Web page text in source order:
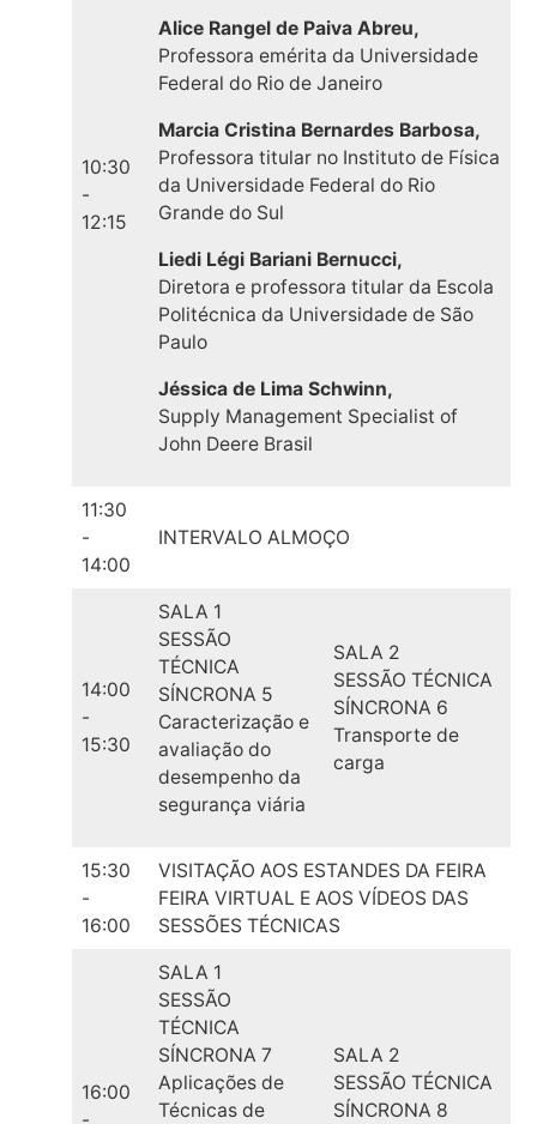
10:30
-
12:15
Alice Rangel de Paiva Abreu,
Professora emérita da Universidade
Federal do Rio de Janeiro
Marcia Cristina Bernardes Barbosa,
Professora titular no Instituto de Física
da Universidade Federal do Rio
Grande do Sul
Liedi Légi Bariani Bernucci,
Diretora e professora titular da Escola
Politécnica da Universidade de São
Paulo
Jéssica de Lima Schwinn,
Supply Management Specialist of
John Deere Brasil
11:30
-
14:00
INTERVALO ALMOÇO
14:00
-
15:30
SALA 1
SESSÃO
TÉCNICA
SÍNCRONA 5
Caracterização e
avaliação do
desempenho da
segurança viária
SALA 2
SESSÃO TÉCNICA
SÍNCRONA 6
Transporte de
carga
15:30
-
16:00
VISITAÇÃO AOS ESTANDES DA FEIRA
FEIRA VIRTUAL E AOS VÍDEOS DAS
SESSÕES TÉCNICAS
16:00
SALA 1
SESSÃO
TÉCNICA
SÍNCRONA 7
Aplicações de
Técnicas de
SALA 2
SESSÃO TÉCNICA
SÍNCRONA 8